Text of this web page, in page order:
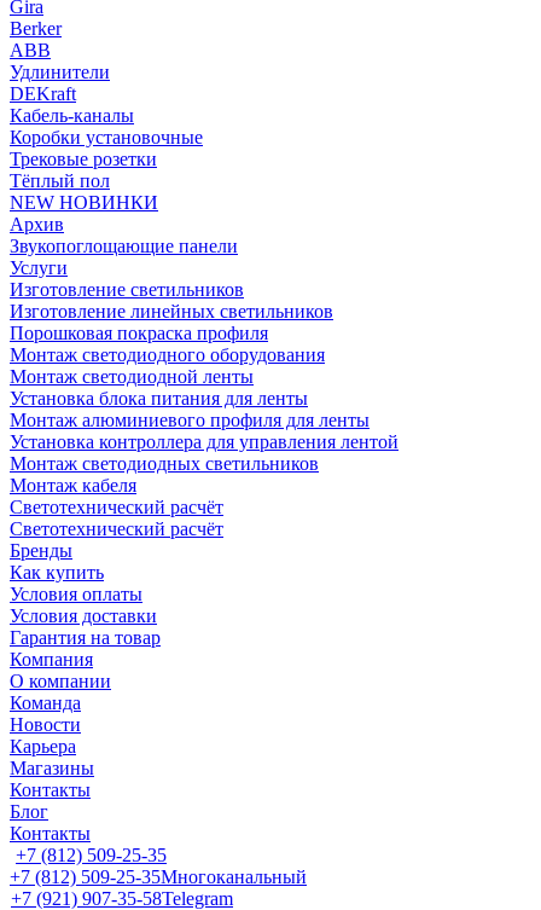
Gira
Berker
ABB
Удлинители
DEKraft
Кабель-каналы
Коробки установочные
Трековые розетки
Тёплый пол
NEW НОВИНКИ
Архив
Звукопоглощающие панели
Услуги
Изготовление светильников
Изготовление линейных светильников
Порошковая покраска профиля
Монтаж светодиодного оборудования
Монтаж светодиодной ленты
Установка блока питания для ленты
Монтаж алюминиевого профиля для ленты
Установка контроллера для управления лентой
Монтаж светодиодных светильников
Монтаж кабеля
Светотехнический расчёт
Светотехнический расчёт
Бренды
Как купить
Условия оплаты
Условия доставки
Гарантия на товар
Компания
О компании
Команда
Новости
Карьера
Магазины
Контакты
Блог
Контакты
+7 (812) 509-25-35
+7 (812) 509-25-35Многоканальный
+7 (921) 907-35-58Telegram